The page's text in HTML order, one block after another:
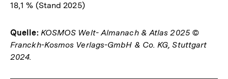
18,1 % (Stand 2025)
Quelle: KOSMOS Welt- Almanach & Atlas 2025 ©
Franckh-Kosmos Verlags-GmbH & Co. KG, Stuttgart
2024.